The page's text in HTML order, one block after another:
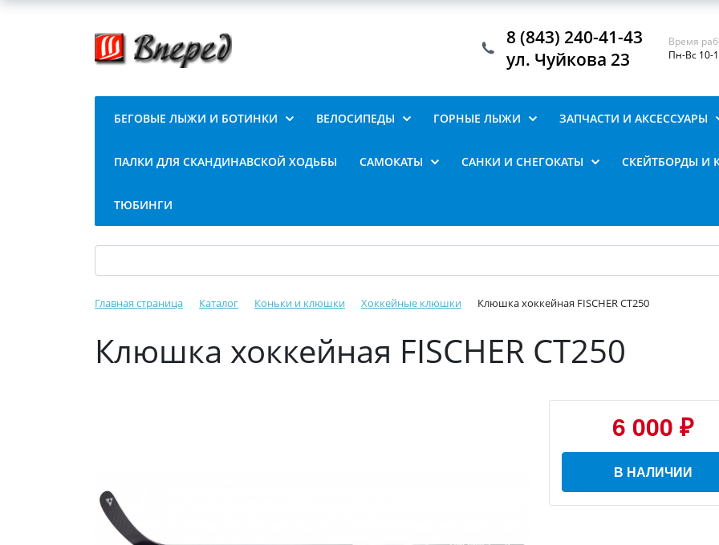
8 (843) 240-41-43
ул. Чуйкова 23
Время
Пн-Вс 10-
БЕГОВЫЕ ЛЫЖИ И БОТИНКИ ВЕЛОСИПЕДЫ ГОРНЫЕ ЛЫЖИ ЗАПЧАСТИ И АКСЕССУАРЫ
ПАЛКИ ДЛЯ СКАНДИНАВСКОЙ ХОДЬБЫ САМОКАТЫ САНКИ И СНЕГОКАТЫ СКЕЙТБОРДЫ И
ТЮБИНГИ
Главная страница Каталог Коньки и клюшки Хоккейные клюшки Клюшка хоккейная FISCHER CT250
Клюшка хоккейная FISCHER CT250
6 000 ₽
В НАЛИЧИИ